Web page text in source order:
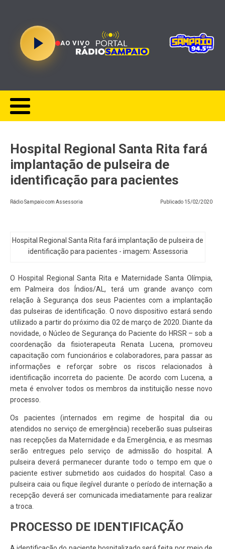
AO VIVO
Hospital Regional Santa Rita fará
implantação de pulseira de
identificação para pacientes
Rádio Sampaio com Assessoria Publicado 15/02/2020
Hospital Regional Santa Rita fará implantação de pulseira de
identificação para pacientes - imagem: Assessoria
O Hospital Regional Santa Rita e Maternidade Santa Olímpia,
em Palmeira dos Índios/AL, terá um grande avanço com
relação à Segurança dos seus Pacientes com a implantação
das pulseiras de identificação. O novo dispositivo estará sendo
utilizado a partir do próximo dia 02 de março de 2020. Diante da
novidade, o Núcleo de Segurança do Paciente do HRSR – sob a
coordenação da fisioterapeuta Renata Lucena, promoveu
capacitação com funcionários e colaboradores, para passar as
informações e reforçar sobre os riscos relacionados à
identificação incorreta do paciente. De acordo com Lucena, a
meta é envolver todos os membros da instituição nesse novo
processo.
Os pacientes (internados em regime de hospital dia ou
atendidos no serviço de emergência) receberão suas pulseiras
nas recepções da Maternidade e da Emergência, e as mesmas
serão entregues pelo serviço de admissão do hospital. A
pulseira deverá permanecer durante todo o tempo em que o
paciente estiver submetido aos cuidados do hospital. Caso a
pulseira caia ou fique ilegível durante o período de internação a
recepção deverá ser comunicada imediatamente para realizar
a troca.
PROCESSO DE IDENTIFICAÇÃO